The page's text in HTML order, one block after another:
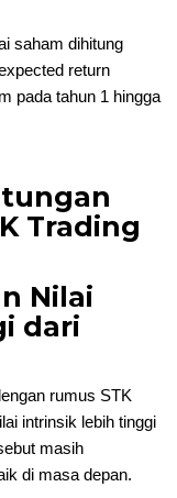
saham dihitung
return
pada tahun 1 hingga
Trading
Nilai
dari
rumus STK
intrinsik lebih tinggi
masih
di masa depan.